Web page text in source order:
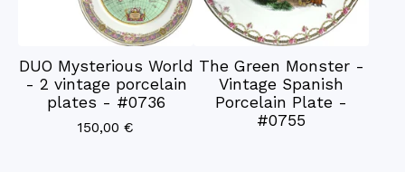
DUO Mysterious World
- 2 vintage porcelain
plates - #0736
150,00 €
The Green Monster -
Vintage Spanish
Porcelain Plate -
#0755